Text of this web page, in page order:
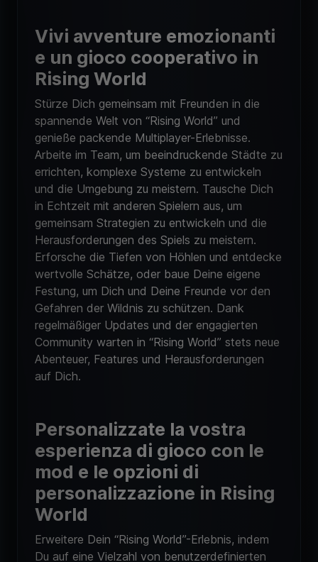
Vivi avventure emozionanti
e un gioco cooperativo in
Rising World
Stürze Dich gemeinsam mit Freunden in die
spannende Welt von “Rising World” und
genieße packende Multiplayer-Erlebnisse.
Arbeite im Team, um beeindruckende Städte zu
errichten, komplexe Systeme zu entwickeln
und die Umgebung zu meistern. Tausche Dich
in Echtzeit mit anderen Spielern aus, um
gemeinsam Strategien zu entwickeln und die
Herausforderungen des Spiels zu meistern.
Erforsche die Tiefen von Höhlen und entdecke
wertvolle Schätze, oder baue Deine eigene
Festung, um Dich und Deine Freunde vor den
Gefahren der Wildnis zu schützen. Dank
regelmäßiger Updates und der engagierten
Community warten in “Rising World” stets neue
Abenteuer, Features und Herausforderungen
auf Dich.
Personalizzate la vostra
esperienza di gioco con le
mod e le opzioni di
personalizzazione in Rising
World
Erweitere Dein “Rising World”-Erlebnis, indem
Du auf eine Vielzahl von benutzerdefinierten